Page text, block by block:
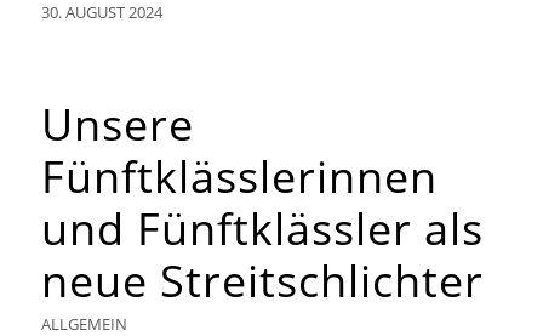
30. AUGUST 2024
Unsere
Fünftklässlerinnen
und Fünftklässler als
neue Streitschlichter
ALLGEMEIN